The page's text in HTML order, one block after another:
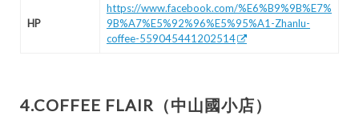
HP
https://www.facebook.com/%E6%B9%9B%E7%
9B%A7%E5%92%96%E5%95%A1-Zhanlu-
coffee-559045441202514
4.COFFEE FLAIR（中山國小店）